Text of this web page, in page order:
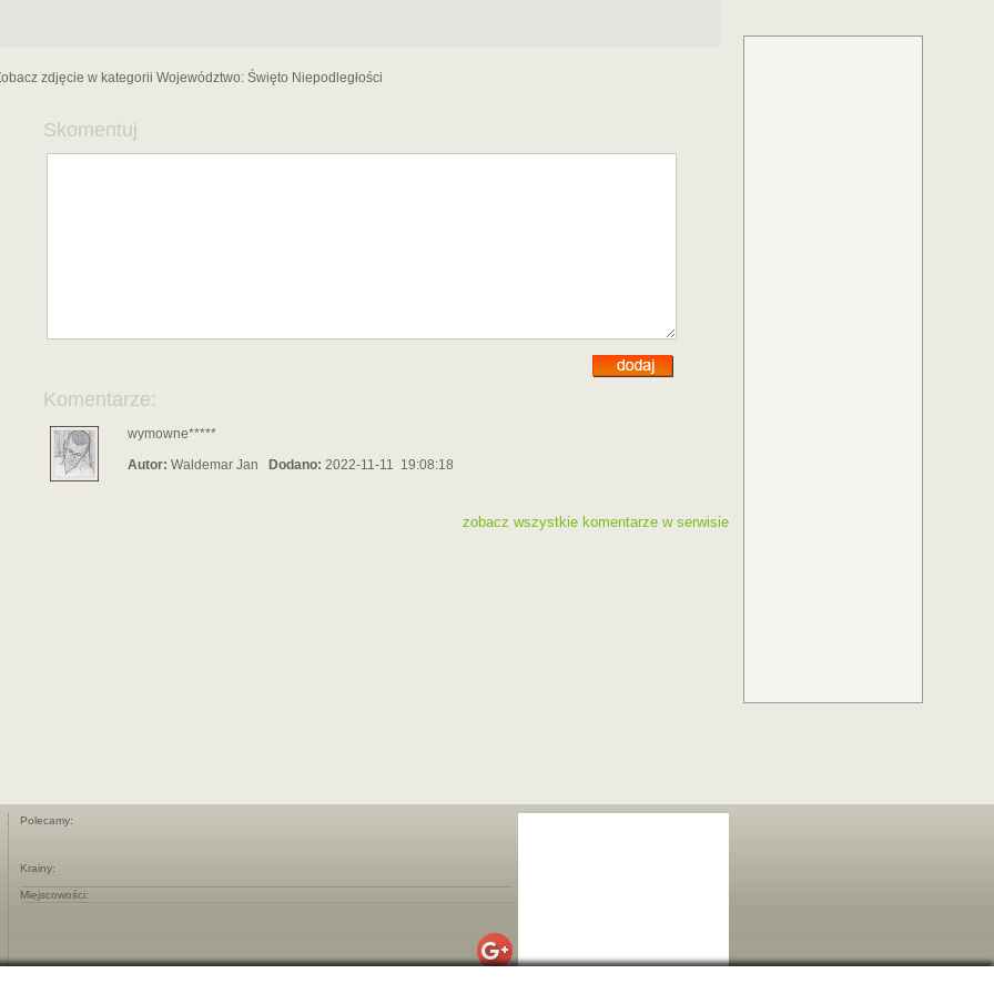
zdjęcie w kategorii Województwo: Święto Niepodległości
Skomentuj
Komentarze:
wymowne*****
Autor: Waldemar Jan Dodano: 2022-11-11 19:08:18
zobacz wszystkie komentarze w serwisie
Polecamy:
Krainy:
Miejscowości: